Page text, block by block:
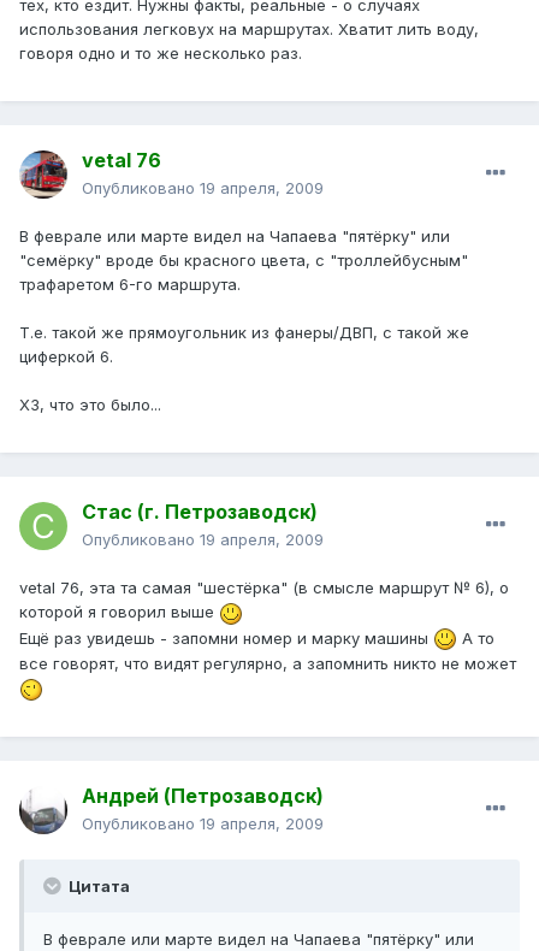
тех, кто ездит. Нужны факты, реальные - о случаях
использования легковух на маршрутах. Хватит лить воду,
говоря одно и то же несколько раз.
vetal 76
Опубликовано 19 апреля, 2009
В феврале или марте видел на Чапаева "пятёрку" или
"семёрку" вроде бы красного цвета, с "троллейбусным"
трафаретом 6-го маршрута.
Т.е. такой же прямоугольник из фанеры/ДВП, с такой же
циферкой 6.
ХЗ, что это было...
Стас (г. Петрозаводск)
Опубликовано 19 апреля, 2009
vetal 76, эта та самая "шестёрка" (в смысле маршрут № 6), о
которой я говорил выше
Ещё раз увидешь - запомни номер и марку машины
А то
все говорят, что видят регулярно, а запомнить никто не может
Андрей (Петрозаводск)
Опубликовано 19 апреля, 2009
Цитата
В феврале или марте видел на Чапаева "пятёрку" или